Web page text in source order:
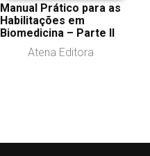
Manual Prático para as
Habilitações em
Biomedicina – Parte II
Atena Editora